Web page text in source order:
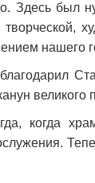
Здесь был
творческой,
нашего
когда